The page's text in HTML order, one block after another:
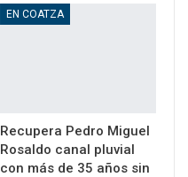
EN COATZA
Recupera Pedro Miguel
Rosaldo canal pluvial
con más de 35 años sin